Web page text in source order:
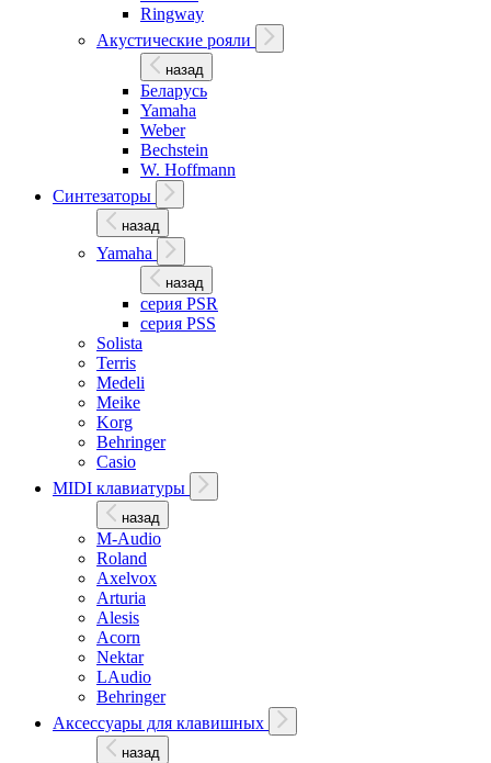
Ringway
Акустические рояли
назад
Беларусь
Yamaha
Weber
Bechstein
W. Hoffmann
Синтезаторы
назад
Yamaha
назад
серия PSR
серия PSS
Solista
Terris
Medeli
Meike
Korg
Behringer
Casio
MIDI клавиатуры
назад
M-Audio
Roland
Axelvox
Arturia
Alesis
Acorn
Nektar
LAudio
Behringer
Аксессуары для клавишных
назад